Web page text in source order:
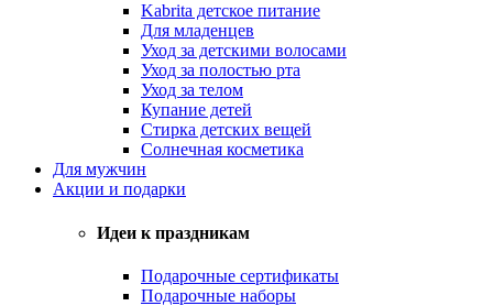
Kabrita детское питание
Для младенцев
Уход за детскими волосами
Уход за полостью рта
Уход за телом
Купание детей
Стирка детских вещей
Солнечная косметика
Для мужчин
Акции и подарки
Идеи к праздникам
Подарочные сертификаты
Подарочные наборы